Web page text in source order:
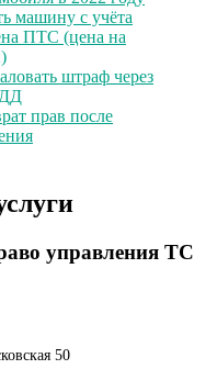
машину с учёта
ПТС (цена на
штраф через
прав после
управления ТС
50